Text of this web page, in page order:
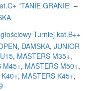
"TANIE GRANIE"–
Turniej kat.B++
, DAMSKA, JUNIOR
, MASTERS M35+,
M45+, MASTERS M50+,
, MASTERS K45+,